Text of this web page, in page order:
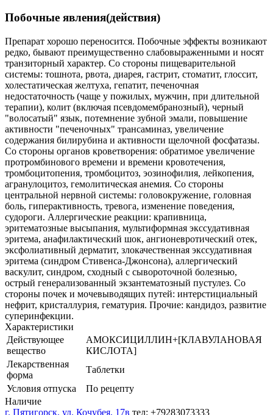
Побочные явления(действия)
Препарат хорошо переносится. Побочные эффекты возникают
редко, бывают преимущественно слабовыраженными и носят
транзиторный характер. Со стороны пищеварительной
системы: тошнота, рвота, диарея, гастрит, стоматит, глоссит,
холестатическая желтуха, гепатит, печеночная
недостаточность (чаще у пожилых, мужчин, при длительной
терапии), колит (включая псевдомембранозный), черный
"волосатый" язык, потемнение зубной эмали, повышение
активности "печеночных" трансаминаз, увеличение
содержания билирубина и активности щелочной фосфатазы.
Со стороны органов кроветворения: обратимое увеличение
протромбинового времени и времени кровотечения,
тромбоцитопения, тромбоцитоз, эозинофилия, лейкопения,
агранулоцитоз, гемолитическая анемия. Со стороны
центральной нервной системы: головокружение, головная
боль, гиперактивность, тревога, изменение поведения,
судороги. Аллергические реакции: крапивница,
эритематозные высыпания, мультиформная экссудативная
эритема, анафилактический шок, ангионевротический отек,
эксфолиативный дерматит, злокачественная экссудативная
эритема (синдром Стивенса-Джонсона), аллергический
васкулит, синдром, сходный с сывороточной болезнью,
острый генерализованный экзантематозный пустулез. Со
стороны почек и мочевыводящих путей: интерстициальный
нефрит, кристаллурия, гематурия. Прочие: кандидоз, развитие
суперинфекции.
Характеристики
Действующее
вещество
АМОКСИЦИЛЛИН+[КЛАВУЛАНОВАЯ
КИСЛОТА]
Лекарственная
форма
Таблетки
Условия отпуска
По рецепту
Наличие
г. Пятигорск, ул. Кочубея, 17в тел: +79283073333